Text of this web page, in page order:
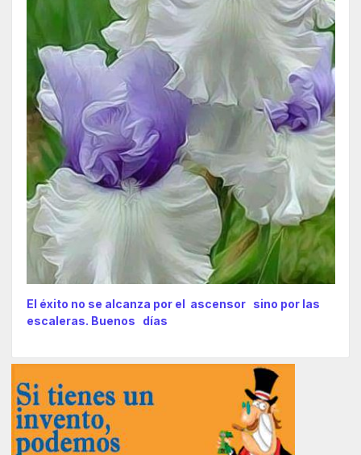
El éxito no se alcanza por el ascensor sino por las
escaleras. Buenos días